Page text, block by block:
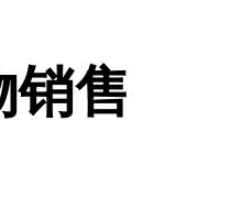
销售